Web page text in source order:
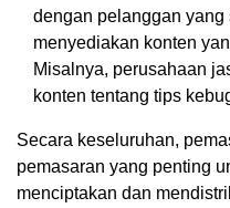
dengan pelanggan yang
menyediakan konten
Misalnya, perusahaan
konten tentang tips
Secara keseluruhan,
pemasaran yang penting
menciptakan dan